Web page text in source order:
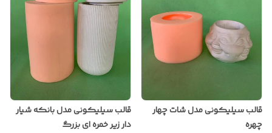
قالب سیلیکونی مدل شات چهار
چهره
قالب سیلیکونی مدل بانکه شیار
دار زیر خمره ای بزرگ